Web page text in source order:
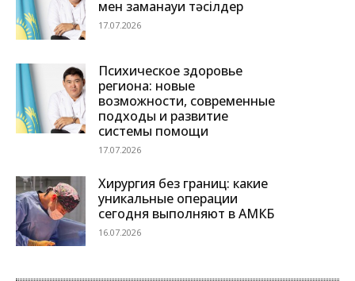
мен заманауи тәсілдер
17.07.2026
Психическое здоровье
региона: новые
возможности, современные
подходы и развитие
системы помощи
17.07.2026
Хирургия без границ: какие
уникальные операции
сегодня выполняют в АМКБ
16.07.2026